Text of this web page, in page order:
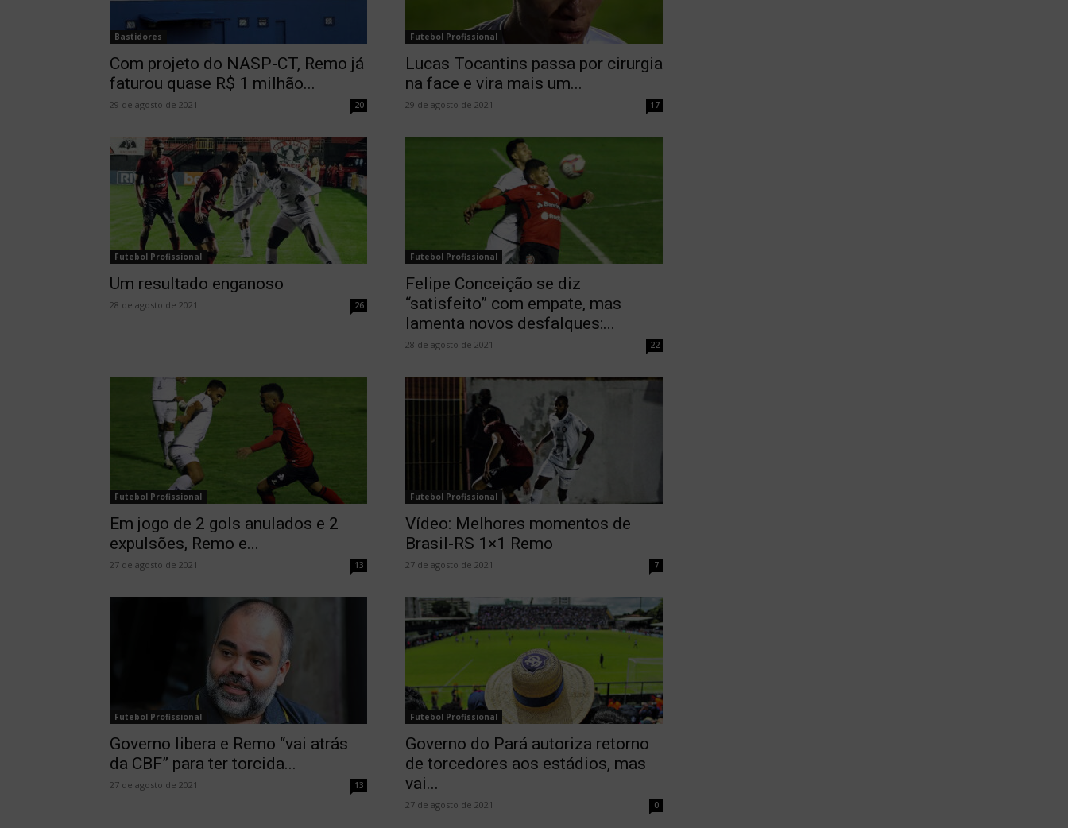
Bastidores
Com projeto do NASP-CT, Remo já
faturou quase R$ 1 milhão...
29 de agosto de 2021 20
Futebol Profissional
Lucas Tocantins passa por cirurgia
na face e vira mais um...
29 de agosto de 2021 17
Futebol Profissional
Um resultado enganoso
28 de agosto de 2021 26
Futebol Profissional
Felipe Conceição se diz
“satisfeito” com empate, mas
lamenta novos desfalques:...
28 de agosto de 2021 22
Futebol Profissional
Em jogo de 2 gols anulados e 2
expulsões, Remo e...
27 de agosto de 2021 13
Futebol Profissional
Vídeo: Melhores momentos de
Brasil-RS 1×1 Remo
27 de agosto de 2021 7
Futebol Profissional
Governo libera e Remo “vai atrás
da CBF” para ter torcida...
27 de agosto de 2021 13
Futebol Profissional
Governo do Pará autoriza retorno
de torcedores aos estádios, mas
vai...
27 de agosto de 2021 0